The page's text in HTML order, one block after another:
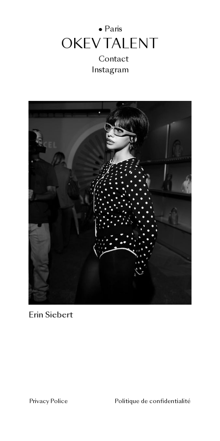
● Paris
OKEV TALENT
Contact
Instagram
Erin Siebert
Privacy Police Politique de confidentialité